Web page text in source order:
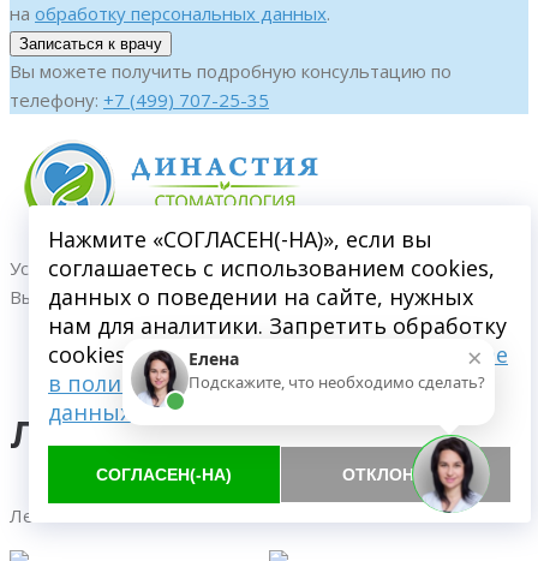
на обработку персональных данных.
Вы можете получить подробную консультацию по
телефону: +7 (499) 707-25-35
Услуги стоматологической клиники Династия в Пушкино –
Вы можете оплатить любым удобным для вас способом:
Лечим зубы в рассрочку!
Лечи сейчас – плати потом
Нажмите «СОГЛАСЕН(-НА)», если вы
соглашаетесь с использованием cookies,
данных о поведении на сайте, нужных
нам для аналитики. Запретить обработку
cookies можете через браузер.
Подробнее
в политике обработки персональных
данных
СОГЛАСЕН(-НА) ОТКЛОНИТЬ
×
Елена
Подскажите, что необходимо сделать?